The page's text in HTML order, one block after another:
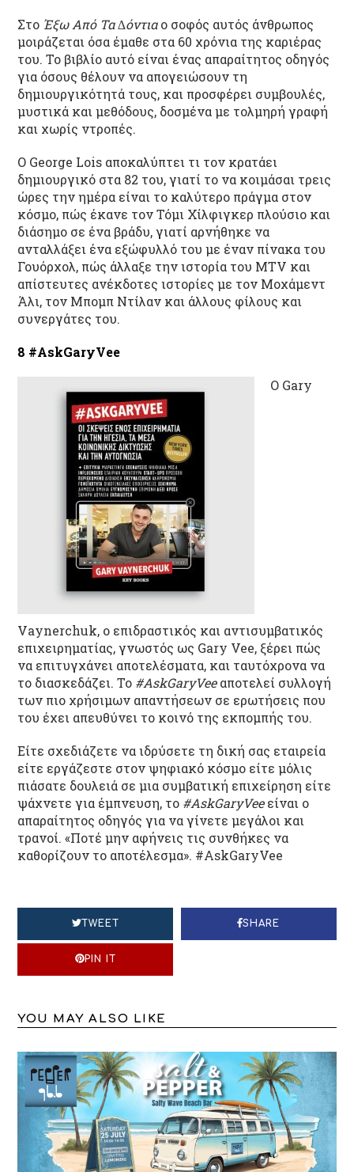
Στο Έξω Από Τα ∆όντιαο σοφός αυτός άνθρωπος
μοιράζεται όσα έμαθε στα 60 χρόνια της καριέρας
του. Το βιβλίο αυτό είναι ένας απαραίτητος οδηγός
για όσους θέλουν να απογειώσουν τη
δημιουργικότητά τους, και προσφέρει συμβουλές,
μυστικά και μεθόδους, δοσμένα με τολμηρή γραφή
και χωρίς ντροπές.
Ο George Lois αποκαλύπτει τι τον κρατάει
δημιουργικό στα 82 του, γιατί το να κοιμάσαι τρεις
ώρες την ημέρα είναι το καλύτερο πράγμα στον
κόσμο, πώς έκανε τον Τόμι Χίλφιγκερ πλούσιο και
διάσημο σε ένα βράδυ, γιατί αρνήθηκε να
ανταλλάξει ένα εξώφυλλό του με έναν πίνακα του
Γουόρχολ, πώς άλλαξε την ιστορία του MTV και
απίστευτες ανέκδοτες ιστορίες με τον Μοχάμεντ
Άλι, τον Μπομπ Ντίλαν και άλλους φίλους και
συνεργάτες του.
8 #AskGaryVee
O Gary
Vaynerchuk, o επιδραστικός και αντισυμβατικός
επιχειρηματίας, γνωστός ως Gary Vee, ξέρει πώς
να επιτυγχάνει αποτελέσματα, και ταυτόχρονα να
το διασκεδάζει. Το #AskGaryVeeαποτελεί συλλογή
των πιο χρήσιμων απαντήσεων σε ερωτήσεις που
του έχει απευθύνει το κοινό της εκπομπής του.
Είτε σχεδιάζετε να ιδρύσετε τη δική σας εταιρεία
είτε εργάζεστε στον ψηφιακό κόσμο είτε μόλις
πιάσατε δουλειά σε μια συμβατική επιχείρηση είτε
ψάχνετε για έμπνευση, το #AskGaryVeeείναι ο
απαραίτητος οδηγός για να γίνετε μεγάλοι και
τρανοί. «Ποτέ μην αφήνεις τις συνθήκες να
καθορίζουν το αποτέλεσμα». #AskGaryVee
TWEET SHARE
PIN IT
YOU MAY ALSO LIKE